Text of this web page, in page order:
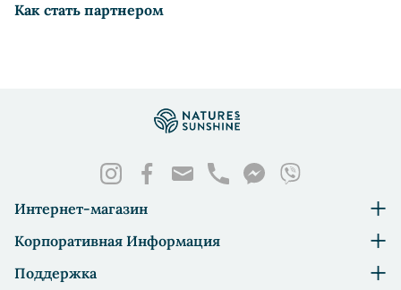
Как стать партнером
Интернет-магазин
Корпоративная Информация
Поддержка